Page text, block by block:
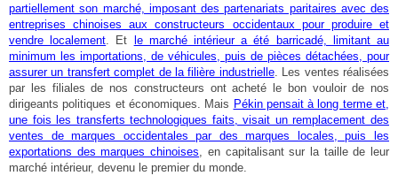
partiellement son marché, imposant des partenariats paritaires avec des
entreprises chinoises aux constructeurs occidentaux pour produire et
vendre localement . Et
le marché intérieur a été barricadé, limitant au
minimum les importations, de véhicules, puis de pièces détachées, pour
assurer un transfert complet de la filière industrielle. Les ventes réalisées
par les filiales de nos constructeurs ont acheté le bon vouloir de nos
dirigeants politiques et économiques. Mais Pékin pensait à long terme et,
une fois les transferts technologiques faits, visait un remplacement des
ventes de marques occidentales par des marques locales, puis les
exportations des marques chinoises , en capitalisant sur la taille de leur
marché intérieur, devenu le premier du monde.